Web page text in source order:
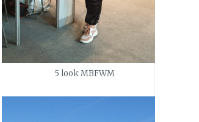
5 look MBFWM